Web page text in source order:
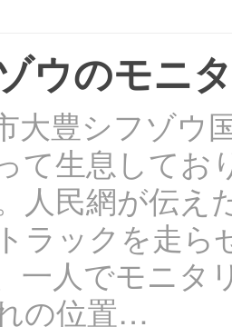
ウのモニ
大豊シフゾウ
て生息してお
人民網が伝え
ラックを走
一人でモニタ
の位置…